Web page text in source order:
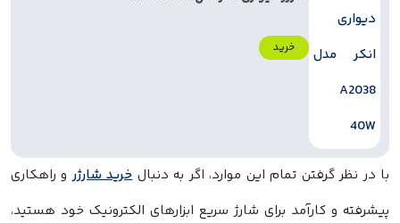
خرید
با در نظر گرفتن تمام این موارد، اگر به دنبالخرید شارژرو راهکاری
پیشرفته و کارآمد برای شارژ سریع ابزارهای الکترونیک خود هستید،